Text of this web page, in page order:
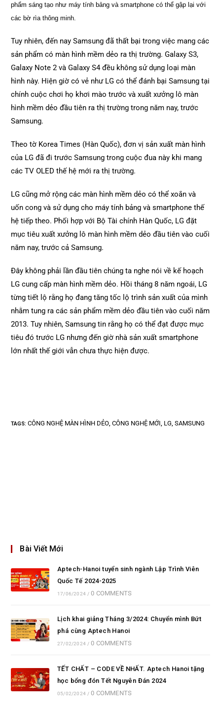
phẩm sáng tạo như máy tính bảng và smartphone có thể gập lại với
các bờ rìa thông minh.
Tuy nhiên, đến nay Samsung đã thất bại trong việc mang các
sản phẩm có màn hình mềm dẻo ra thị trường. Galaxy S3,
Galaxy Note 2 và Galaxy S4 đều không sử dụng loại màn
hình này. Hiện giờ có vẻ như LG có thể đánh bại Samsung tại
chính cuộc chơi họ khơi mào trước và xuất xưởng lô màn
hình mềm dẻo đầu tiên ra thị trường trong năm nay, trước
Samsung.
Theo tờ Korea Times (Hàn Quốc), đơn vị sản xuất màn hình
của LG đã đi trước Samsung trong cuộc đua này khi mang
các TV OLED thế hệ mới ra thị trường.
LG cũng mở rộng các màn hình mềm dẻo có thể xoắn và
uốn cong và sử dụng cho máy tính bảng và smartphone thế
hệ tiếp theo. Phối hợp với Bộ Tài chính Hàn Quốc, LG đặt
mục tiêu xuất xưởng lô màn hình mềm dẻo đầu tiên vào cuối
năm nay, trước cả Samsung.
Đây không phải lần đầu tiên chúng ta nghe nói về kế hoạch
LG cung cấp màn hình mềm dẻo. Hồi tháng 8 năm ngoái, LG
từng tiết lộ rằng họ đang tăng tốc lộ trình sản xuất của mình
nhằm tung ra các sản phẩm mềm dẻo đầu tiên vào cuối năm
2013. Tuy nhiên, Samsung tin rằng họ có thể đạt được mục
tiêu đó trước LG nhưng đến giờ nhà sản xuất smartphone
lớn nhất thế giới vẫn chưa thực hiện được.
TAGS:CÔNG NGHỆ MÀN HÌNH DẺO, CÔNG NGHỆ MỚI, LG, SAMSUNG
Bài Viết Mới
Aptech-Hanoi tuyển sinh ngành Lập Trình Viên
Quốc Tế 2024-2025
17/06/2024 / 0 COMMENTS
Lịch khai giảng Tháng 3/2024: Chuyển mình Bứt
phá cùng Aptech Hanoi
27/02/2024 / 0 COMMENTS
TẾT CHẤT – CODE VỀ NHẤT. Aptech Hanoi tặng
học bổng đón Tết Nguyên Đán 2024
05/02/2024 / 0 COMMENTS